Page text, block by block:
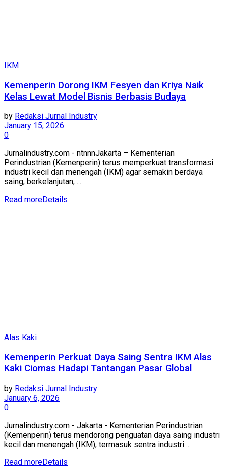
IKM
Kemenperin Dorong IKM Fesyen dan Kriya Naik
Kelas Lewat Model Bisnis Berbasis Budaya
by Redaksi Jurnal Industry
January 15, 2026
0
Jurnalindustry.com - ntnnnJakarta – Kementerian
Perindustrian (Kemenperin) terus memperkuat transformasi
industri kecil dan menengah (IKM) agar semakin berdaya
saing, berkelanjutan, ...
Read moreDetails
Alas Kaki
Kemenperin Perkuat Daya Saing Sentra IKM Alas
Kaki Ciomas Hadapi Tantangan Pasar Global
by Redaksi Jurnal Industry
January 6, 2026
0
Jurnalindustry.com - Jakarta - Kementerian Perindustrian
(Kemenperin) terus mendorong penguatan daya saing industri
kecil dan menengah (IKM), termasuk sentra industri ...
Read moreDetails